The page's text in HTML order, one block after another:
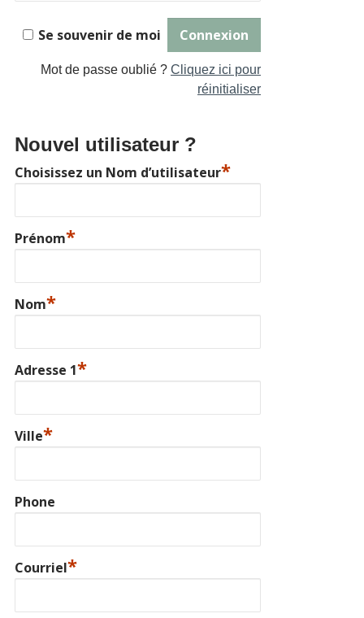
Se souvenir de moi
Mot de passe oublié ? Cliquez ici pour
réinitialiser
Nouvel utilisateur ?
Choisissez un Nom d’utilisateur*
Prénom*
Nom*
Adresse 1*
Ville*
Phone
Courriel*